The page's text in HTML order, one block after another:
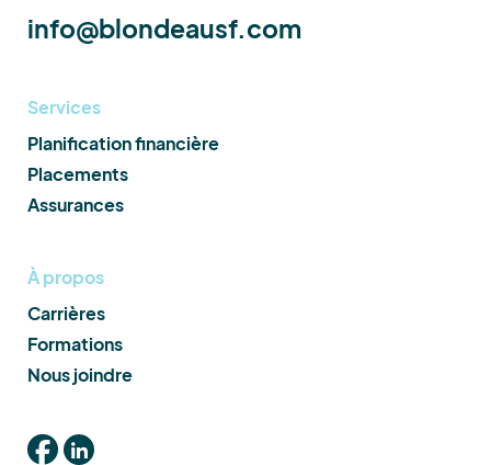
info@blondeausf.com
Services
Planification financière
Placements
Assurances
À propos
Carrières
Formations
Nous joindre